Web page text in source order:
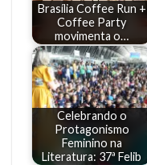
Brasília Coffee Run +
Coffee Party
movimenta o…
Celebrando o
Protagonismo
Feminino na
Literatura: 37ª Felib